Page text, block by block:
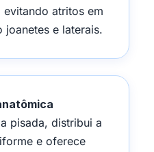
atritos em
joanetes e laterais.
pisada, distribui a
e oferece